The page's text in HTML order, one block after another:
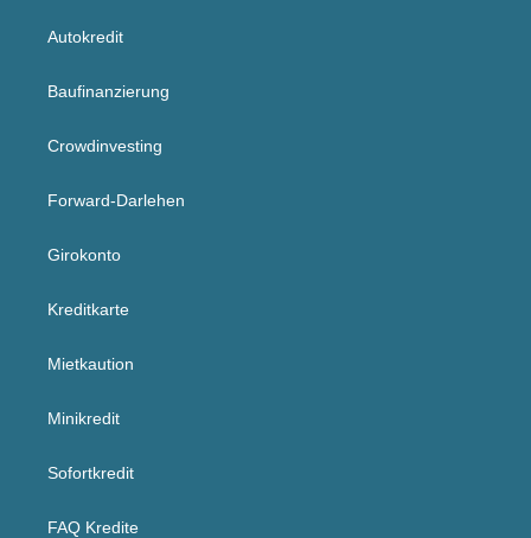
Autokredit
Baufinanzierung
Crowdinvesting
Forward-Darlehen
Girokonto
Kreditkarte
Mietkaution
Minikredit
Sofortkredit
FAQ Kredite